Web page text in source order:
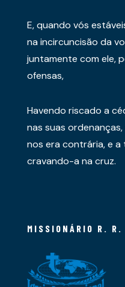
E, quando vós
na incircuncisão da
juntamente com ele,
ofensas,
Havendo riscado a
nas suas
nos era contrária, e
cravando-a na cruz.
MISSIONÁRIO R. R.